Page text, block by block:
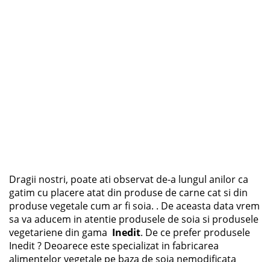
Dragii nostri, poate ati observat de-a lungul anilor ca
gatim cu placere atat din produse de carne cat si din
produse vegetale cum ar fi soia. . De aceasta data vrem
sa va aducem in atentie produsele de soia si produsele
vegetariene din gama Inedit. De ce prefer produsele
Inedit ? Deoarece este specializat in fabricarea
alimentelor vegetale pe baza de soia nemodificata